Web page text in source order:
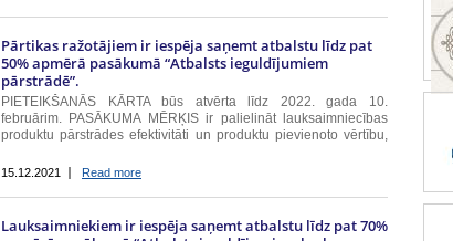
Pārtikas ražotājiem ir iespēja saņemt atbalstu līdz pat
50% apmērā pasākumā “Atbalsts ieguldījumiem
pārstrādē”.
PIETEIKŠANĀS KĀRTA būs atvērta līdz 2022. gada 10.
februārim. PASĀKUMA MĒRĶIS ir palielināt lauksaimniecības
produktu pārstrādes efektivitāti un produktu pievienoto vērtību,
lauksaimnieciskās ražošanas attīstību un inovāciju ieviešanu...
15.12.2021 Read more
Lauksaimniekiem ir iespēja saņemt atbalstu līdz pat 70%